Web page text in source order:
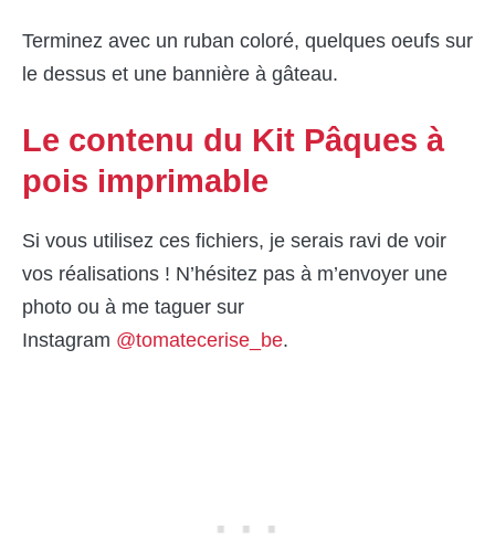
Terminez avec un ruban coloré, quelques oeufs sur
le dessus et une bannière à gâteau.
Le contenu du Kit Pâques à
pois imprimable
Si vous utilisez ces fichiers, je serais ravi de voir
vos réalisations ! N’hésitez pas à m’envoyer une
photo ou à me taguer sur
Instagram @tomatecerise_be.